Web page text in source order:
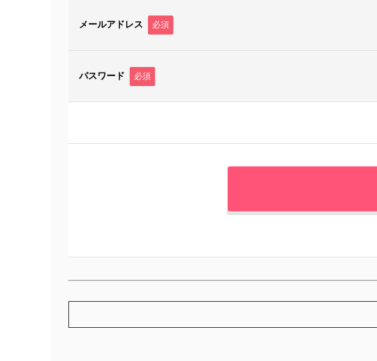
メールアドレス 必須
パスワード 必須